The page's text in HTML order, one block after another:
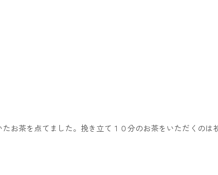
お茶を点てました。挽き立て１０分のお茶をいただくのは